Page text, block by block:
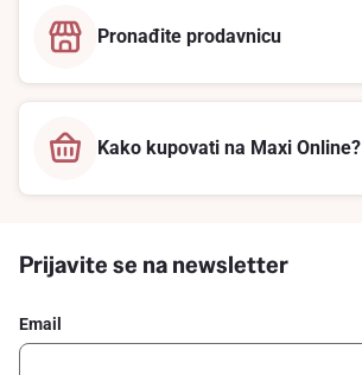
Pronađite prodavnicu
Kako kupovati na Maxi Online?
Prijavite se na newsletter
Email